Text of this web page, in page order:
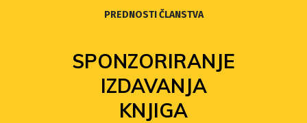
PREDNOSTI ČLANSTVA
SPONZORIRANJE
IZDAVANJA
KNJIGA